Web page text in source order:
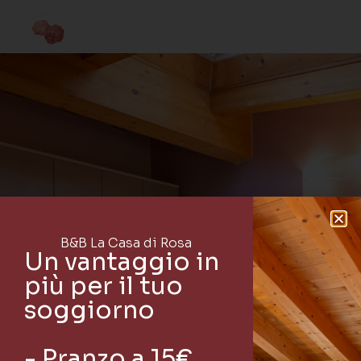
B&B La Casa di Rosa
Un vantaggio in
più per il tuo
soggiorno